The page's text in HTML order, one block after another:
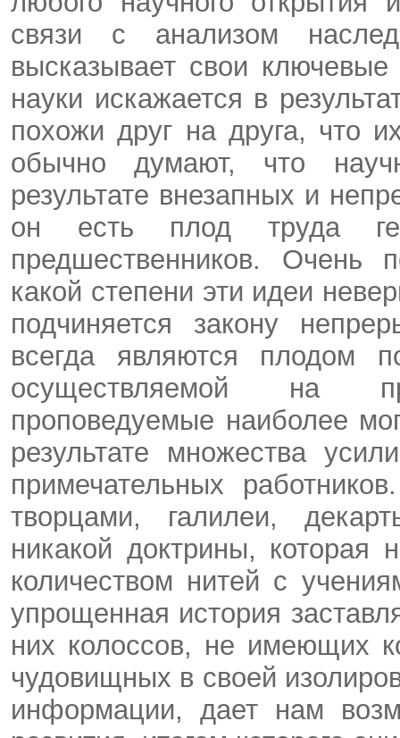
связи с анализом
высказывает свои
науки искажается в
похожи друг на друга, что
обычно думают, что
результате внезапных и
он есть плод труда
предшественников. Очень
какой степени эти идеи
подчиняется закону
всегда являются плодом
осуществляемой на
проповедуемые наиболее
результате множества
примечательных
творцами, галилеи,
никакой доктрины,
количеством нитей с
упрощенная история
них колоссов, не имеющих
чудовищных в своей
информации, дает нам